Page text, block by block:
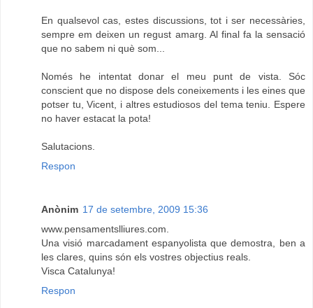
En qualsevol cas, estes discussions, tot i ser necessàries,
sempre em deixen un regust amarg. Al final fa la sensació
que no sabem ni què som...
Només he intentat donar el meu punt de vista. Sóc
conscient que no dispose dels coneixements i les eines que
potser tu, Vicent, i altres estudiosos del tema teniu. Espere
no haver estacat la pota!
Salutacions.
Respon
Anònim 17 de setembre, 2009 15:36
www.pensamentslliures.com.
Una visió marcadament espanyolista que demostra, ben a
les clares, quins són els vostres objectius reals.
Visca Catalunya!
Respon